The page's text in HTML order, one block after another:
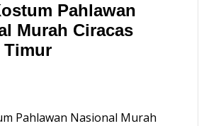
Pahlawan
Murah Ciracas
Timur
Pahlawan Nasional Murah